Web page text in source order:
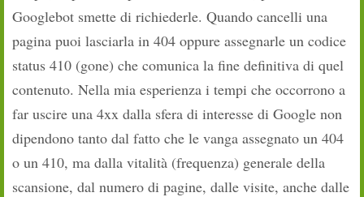
Googlebot smette di richiederle. Quando cancelli una
pagina puoi lasciarla in 404 oppure assegnarle un codice
status 410 (gone) che comunica la fine definitiva di quel
contenuto. Nella mia esperienza i tempi che occorrono a
far uscire una 4xx dalla sfera di interesse di Google non
dipendono tanto dal fatto che le vanga assegnato un 404
o un 410, ma dalla vitalità (frequenza) generale della
scansione, dal numero di pagine, dalle visite, anche dalle